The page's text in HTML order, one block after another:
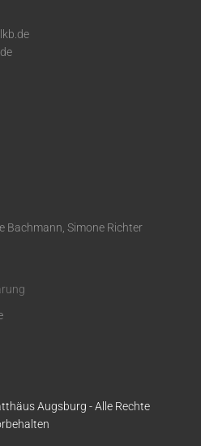
Bachmann, Simone Richter
Augsburg - Alle Rechte